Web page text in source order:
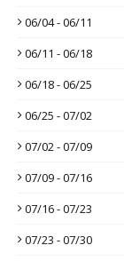
06/04 - 06/11
06/11 - 06/18
06/18 - 06/25
06/25 - 07/02
07/02 - 07/09
07/09 - 07/16
07/16 - 07/23
07/23 - 07/30